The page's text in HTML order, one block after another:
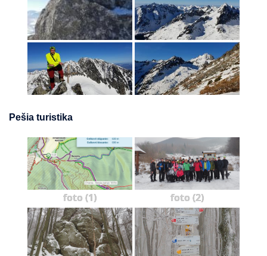
Pešia turistika
foto (1) foto (2)